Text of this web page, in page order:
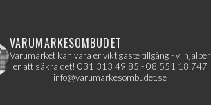
VARUMARKESOMBUDET
Varumärket kan vara er viktigaste tillgång - vi hjälper
er att säkra det! 031 313 49 85 - 08 551 18 747
info@varumarkesombudet.se